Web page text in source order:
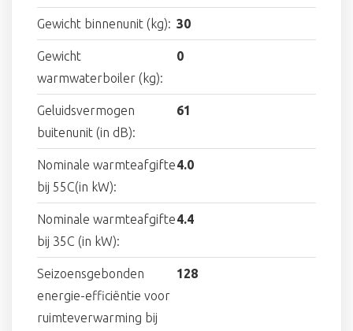
Gewicht binnenunit (kg): 30
Gewicht
warmwaterboiler (kg):
0
Geluidsvermogen
buitenunit (in dB):
61
Nominale warmteafgifte
bij 55C(in kW):
4.0
Nominale warmteafgifte
bij 35C (in kW):
4.4
Seizoensgebonden
energie-efficiëntie voor
ruimteverwarming bij
128